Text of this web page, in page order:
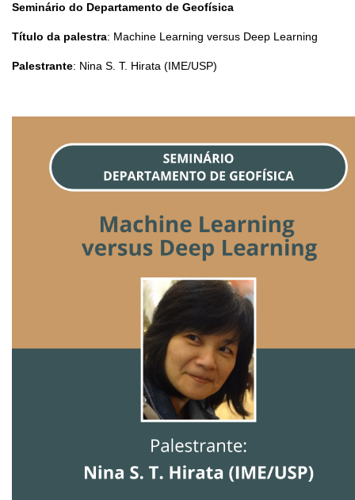
Seminário do Departamento de Geofísica
Título da palestra: Machine Learning versus Deep Learning
Palestrante: Nina S. T. Hirata (IME/USP)